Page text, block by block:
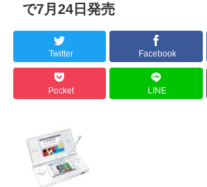
で7月24日発売
Twitter Facebook
Pocket LINE